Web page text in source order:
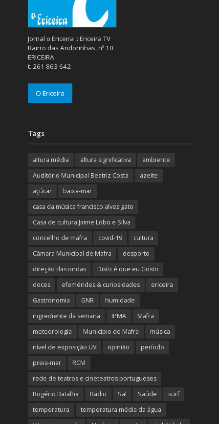
Jornal o Ericeira :: Ericeira TV
Bairro das Andorinhas, nº 10
ERICEIRA
t. 261 863 642
O Ericeira
Tags
altura média altura significativa
ambiente
Auditório Municipal Beatriz Costa
azeite
açúcar
baixa-mar
casa da música francisco alves gato
Casa de cultura Jaime Lobo e Silva
concelho de mafra
covid-19
cultura
Câmara Municipal de Mafra
desporto
direção das ondas
Disto é que eu Gosto
doces
efemérides & curiosidades
ericeira
Gastronomia
GNR
humidade
ingrediente da semana
IPMA
Mafra
meteorologia
Município de Mafra
música
nível de exposição UV
opinião
período
preia-mar
RCM
rede de teatros e cineteatros portugueses
Rogério Batalha
Rádio Sal Saúde
surf
temperatura
temperatura média da água